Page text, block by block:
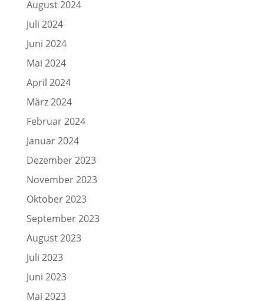
August 2024
Juli 2024
Juni 2024
Mai 2024
April 2024
März 2024
Februar 2024
Januar 2024
Dezember 2023
November 2023
Oktober 2023
September 2023
August 2023
Juli 2023
Juni 2023
Mai 2023